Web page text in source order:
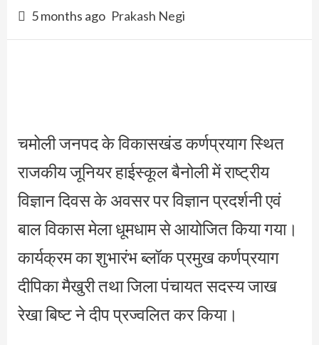
5 months ago Prakash Negi
चमोली जनपद के विकासखंड कर्णप्रयाग स्थित
राजकीय जूनियर हाईस्कूल बैनोली में राष्ट्रीय
विज्ञान दिवस के अवसर पर विज्ञान प्रदर्शनी एवं
बाल विकास मेला धूमधाम से आयोजित किया गया।
कार्यक्रम का शुभारंभ ब्लॉक प्रमुख कर्णप्रयाग
दीपिका मैखुरी तथा जिला पंचायत सदस्य जाख
रेखा बिष्ट ने दीप प्रज्वलित कर किया।